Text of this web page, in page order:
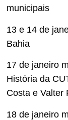
municipais
13 e 14 de
Bahia
17 de janeiro
História da
Costa e Valter
18 de janeiro